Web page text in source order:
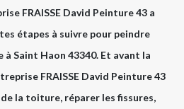
FRAISSE David Peinture 43 a
étapes à suivre pour peindre
Saint Haon 43340. Et avant la
FRAISSE David Peinture 43
la toiture, réparer les fissures,